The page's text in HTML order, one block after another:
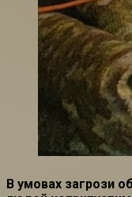
В умовах загрози